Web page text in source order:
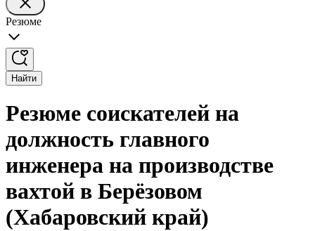
Резюме
Найти
Резюме соискателей на
должность главного
инженера на производстве
вахтой в Берёзовом
(Хабаровский край)